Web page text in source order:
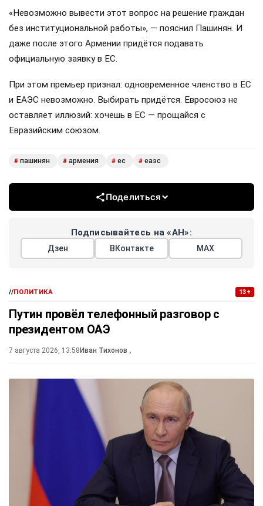
«Невозможно вывести этот вопрос на решение граждан
без институциональной работы», — пояснил Пашинян. И
даже после этого Армении придётся подавать
официальную заявку в ЕС.
При этом премьер признал: одновременное членство в ЕС
и ЕАЭС невозможно. Выбирать придётся. Евросоюз не
оставляет иллюзий: хочешь в ЕС — прощайся с
Евразийским союзом.
# пашинян # армения # ес # еаэс
Поделиться
Подписывайтесь на «АН»:
Дзен ВКонтакте МАХ
//ПОЛИТИКА 13+
Путин провёл телефонный разговор с
президентом ОАЭ
7 августа 2026, 13:58 Иван Тихонов ,